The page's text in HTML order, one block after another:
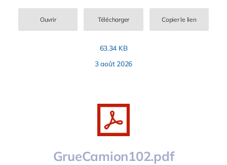
Ouvrir Télécharger Copier le lien
63.34 KB
3 août 2026
GrueCamion102.pdf